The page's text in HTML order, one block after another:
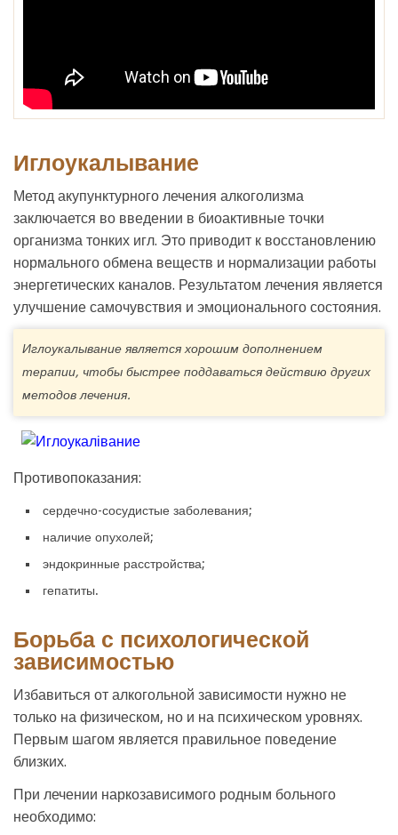
Иглоукалывание
Метод акупунктурного лечения алкоголизма
заключается во введении в биоактивные точки
организма тонких игл. Это приводит к восстановлению
нормального обмена веществ и нормализации работы
энергетических каналов. Результатом лечения является
улучшение самочувствия и эмоционального состояния.
Иглоукалывание является хорошим дополнением
терапии, чтобы быстрее поддаваться действию других
методов лечения.
Противопоказания:
сердечно-сосудистые заболевания;
наличие опухолей;
эндокринные расстройства;
гепатиты.
Борьба с психологической
зависимостью
Избавиться от алкогольной зависимости нужно не
только на физическом, но и на психическом уровнях.
Первым шагом является правильное поведение
близких.
При лечении наркозависимого родным больного
необходимо: